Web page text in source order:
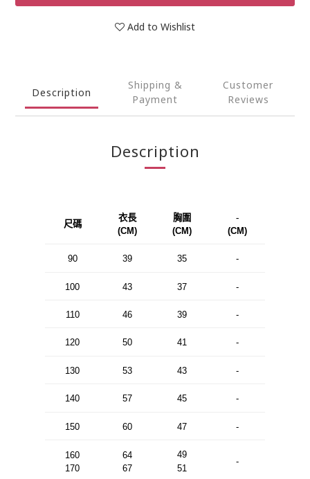
Add to Wishlist
Description
Shipping &
Payment
Customer
Reviews
Description
尺碼
衣長
(CM)
胸圍
(CM)
-
(CM)
90 39 35 -
100 43 37 -
110 46 39 -
120 50 41 -
130 53 43 -
140 57 45 -
150 60 47 -
160
170
64
67
49
51
-